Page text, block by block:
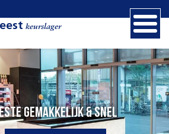
keurslager
gemakkelijk & snel